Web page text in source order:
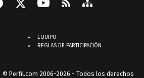
EQUIPO
REGLAS DE PARTICIPACIÓN
| © Perfil.com 2006-2026 - Todos los derechos